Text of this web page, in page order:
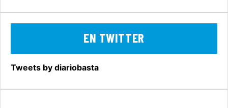
EN TWITTER
Tweets by diariobasta